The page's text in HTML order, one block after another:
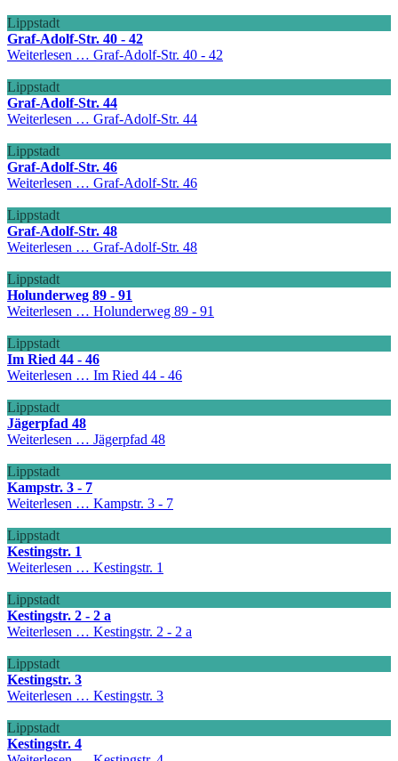
Lippstadt
Graf-Adolf-Str. 40 - 42
Weiterlesen … Graf-Adolf-Str. 40 - 42
Lippstadt
Graf-Adolf-Str. 44
Weiterlesen … Graf-Adolf-Str. 44
Lippstadt
Graf-Adolf-Str. 46
Weiterlesen … Graf-Adolf-Str. 46
Lippstadt
Graf-Adolf-Str. 48
Weiterlesen … Graf-Adolf-Str. 48
Lippstadt
Holunderweg 89 - 91
Weiterlesen … Holunderweg 89 - 91
Lippstadt
Im Ried 44 - 46
Weiterlesen … Im Ried 44 - 46
Lippstadt
Jägerpfad 48
Weiterlesen … Jägerpfad 48
Lippstadt
Kampstr. 3 - 7
Weiterlesen … Kampstr. 3 - 7
Lippstadt
Kestingstr. 1
Weiterlesen … Kestingstr. 1
Lippstadt
Kestingstr. 2 - 2 a
Weiterlesen … Kestingstr. 2 - 2 a
Lippstadt
Kestingstr. 3
Weiterlesen … Kestingstr. 3
Lippstadt
Kestingstr. 4